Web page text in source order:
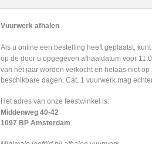
Vuurwerk afhalen
Als u online een bestelling heeft geplaatst,
op de door u opgegeven afhaaldatum voor
van het jaar worden verkocht en helaas niet
beschikbare dagen. Cat. 1 vuurwerk mag
Het adres van onze feestwinkel is:
Middenweg 40-42
1097 BP Amsterdam.